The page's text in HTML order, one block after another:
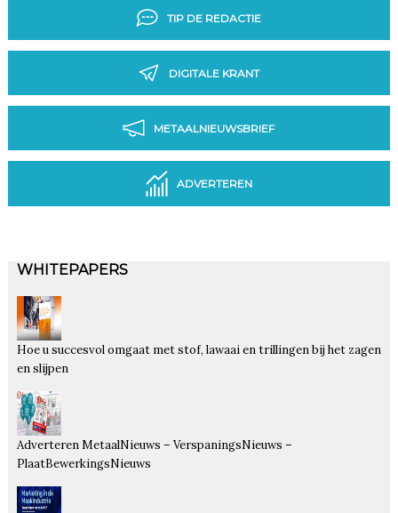
TIP DE REDACTIE
DIGITALE KRANT
METAALNIEUWSBRIEF
ADVERTEREN
WHITEPAPERS
Hoe u succesvol omgaat met stof, lawaai en trillingen bij het zagen
en slijpen
Adverteren MetaalNieuws – VerspaningsNieuws –
PlaatBewerkingsNieuws